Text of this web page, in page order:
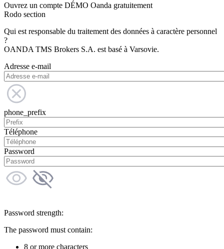
Ouvrez un compte DÉMO Oanda gratuitement
Rodo section
Qui est responsable du traitement des données à caractère personnel
?
OANDA TMS Brokers S.A. est basé à Varsovie.
Adresse e-mail
phone_prefix
Téléphone
Password
Password strength:
The password must contain:
8 or more characters